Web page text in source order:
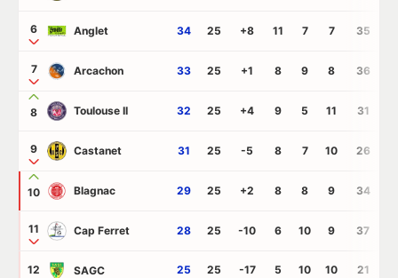
6 Anglet 34 25 +8 11 7 7 35
7 Arcachon 33 25 +1 8 9 8 36
8 Toulouse II 32 25 +4 9 5 11 31
9 Castanet 31 25 -5 8 7 10 26
10 Blagnac 29 25 +2 8 8 9 34
11 Cap Ferret 28 25 -10 6 10 9 37
12 SAGC 25 25 -17 5 10 10 21